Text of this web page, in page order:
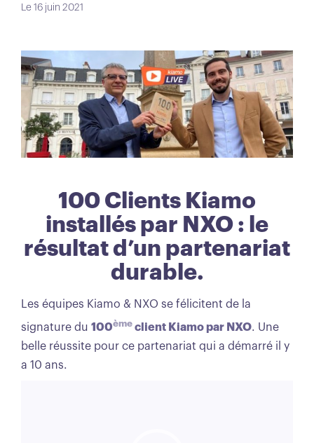
Le 16 juin 2021
100 Clients Kiamo
installés par NXO : le
résultat d’un partenariat
durable.
Les équipes Kiamo & NXO se félicitent de la
signature du 100ème client Kiamo par NXO. Une
belle réussite pour ce partenariat qui a démarré il y
a 10 ans.